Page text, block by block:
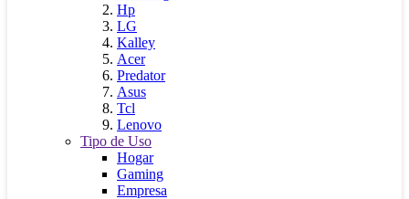
Hp
LG
Kalley
Acer
Predator
Asus
Tcl
Lenovo
Tipo de Uso
Hogar
Gaming
Empresa